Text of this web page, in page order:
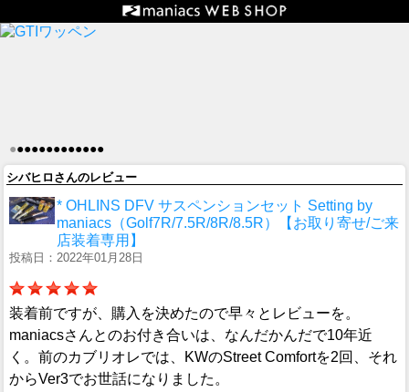
●●●●●●●●●●●●●
シバヒロさんのレビュー
* OHLINS DFV サスペンションセット Setting by
maniacs（Golf7R/7.5R/8R/8.5R）【お取り寄せ/ご来
店装着専用】
投稿日：2022年01月28日
装着前ですが、購入を決めたので早々とレビューを。
maniacsさんとのお付き合いは、なんだかんだで10年近
く。前のカブリオレでは、KWのStreet Comfortを2回、それ
からVer3でお世話になりました。